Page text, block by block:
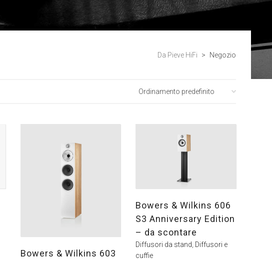
Da Pieve HiFi > Negozio
Bowers & Wilkins 603
Bowers & Wilkins 606
S3 Anniversary Edition
– da scontare
Diffusori da stand Diffusori e
cuffie